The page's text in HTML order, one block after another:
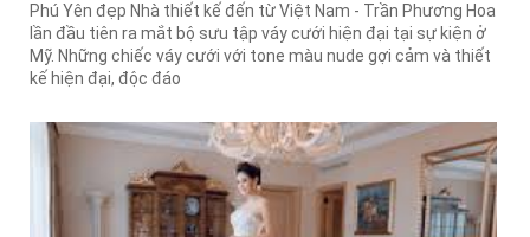
Phú Yên đẹp Nhà thiết kế đến từ Việt Nam - Trần Phương Hoa
lần đầu tiên ra mắt bộ sưu tập váy cưới hiện đại tại sự kiện ở
Mỹ. Những chiếc váy cưới với tone màu nude gợi cảm và thiết
kế hiện đại, độc đáo